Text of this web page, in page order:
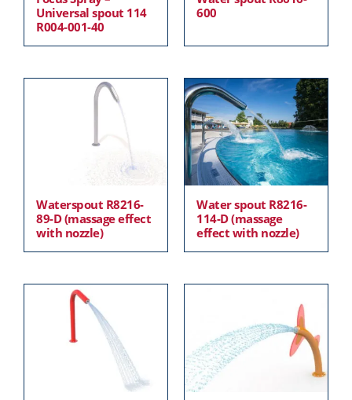
Universal spout 114
R004-001-40
600
Waterspout R8216-
89-D (massage effect
with nozzle)
Water spout R8216-
114-D (massage
effect with nozzle)